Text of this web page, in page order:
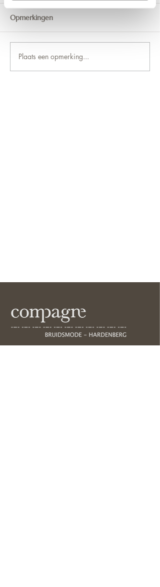
Carola Jansen-de Weerd
Opmerkingen
Plaats een opmerking...